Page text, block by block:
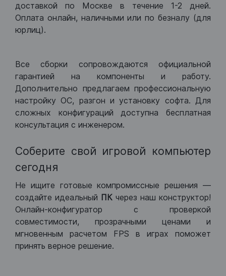
доставкой по Москве в течение 1-2 дней.
Оплата онлайн, наличными или по безналу (для
юрлиц).
Все сборки сопровождаются официальной
гарантией на компоненты и работу.
Дополнительно предлагаем профессиональную
настройку ОС, разгон и установку софта. Для
сложных конфигураций доступна бесплатная
консультация с инженером.
Соберите свой игровой компьютер
сегодня
Не ищите готовые компромиссные решения —
создайте идеальный ПК через наш конструктор!
Онлайн-конфигуратор с проверкой
совместимости, прозрачными ценами и
мгновенным расчетом FPS в играх поможет
принять верное решение.